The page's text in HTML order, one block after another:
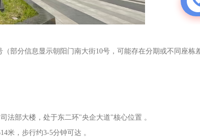
部分信息显示朝阳门南大街10号，可能存在分期或不同座栋
法部大楼，处于东二环"央企大道"核心位置 。
米，步行约3-5分钟可达 。